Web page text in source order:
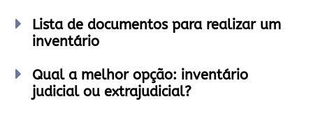
Lista de documentos para realizar um
inventário
Qual a melhor opção: inventário
judicial ou extrajudicial?